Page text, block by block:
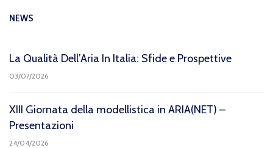
NEWS
La Qualità Dell’Aria In Italia: Sfide e Prospettive
03/07/2026
XIII Giornata della modellistica in ARIA(NET) –
Presentazioni
24/04/2026